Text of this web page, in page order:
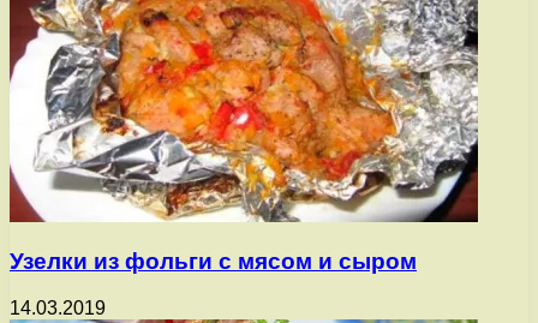
Узелки из фольги с мясом и сыром
14.03.2019